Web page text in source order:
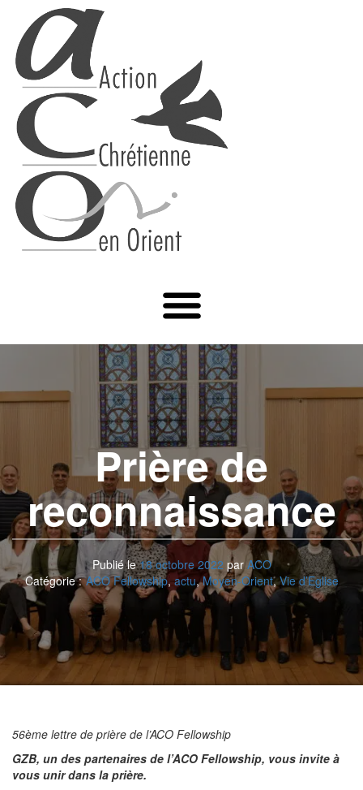
Prière de
reconnaissance
Publié le18 octobre 2022 parACO
Catégorie : ACO Fellowship,actu,Moyen-Orient,Vie d’Eglise
56ème lettre de prière de l’ACO Fellowship
GZB, un des partenaires de l’ACO Fellowship, vous invite à
vous unir dans la prière.